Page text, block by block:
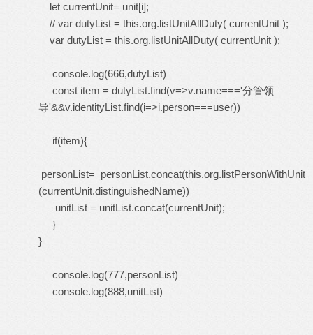
let currentUnit= unit[i];
// var dutyList = this.org.listUnitAllDuty( currentUnit );
var dutyList = this.org.listUnitAllDuty( currentUnit );
console.log(666,dutyList)
const item = dutyList.find(v=>v.name==='分管领
导'&&v.identityList.find(i=>i.person===user))
if(item){
personList= personList.concat(this.org.listPersonWithUnit
(currentUnit.distinguishedName))
unitList = unitList.concat(currentUnit);
}
}
console.log(777,personList)
console.log(888,unitList)